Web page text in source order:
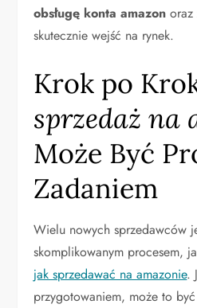
obsługę konta amazon oraz
skutecznie wejść na rynek.
Krok po
sprzedaż na
Może Być
Zadaniem
Wielu nowych sprzedawców
skomplikowanym procesem,
jak sprzedawać na amazonie.
przygotowaniem, może to